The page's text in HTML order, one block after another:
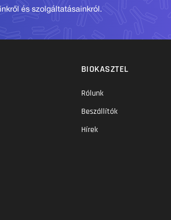
és szolgáltatásainkról.
BIOKASZTEL
Rólunk
Beszállítók
Hírek